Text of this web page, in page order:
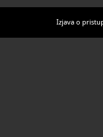
Izjava o